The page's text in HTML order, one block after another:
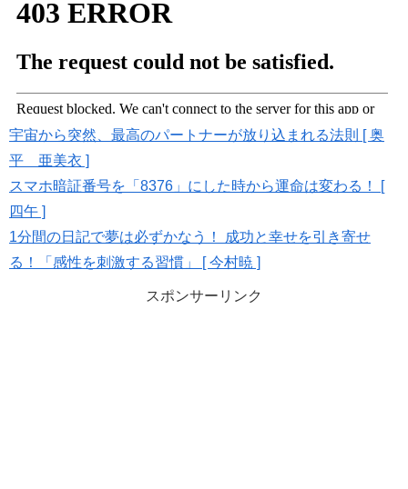
宇宙から突然、最高のパートナーが放り込まれる法則 [ 奥
平 亜美衣 ]
スマホ暗証番号を「8376」にした時から運命は変わる！ [
四午 ]
1分間の日記で夢は必ずかなう！ 成功と幸せを引き寄せ
る！「感性を刺激する習慣」 [ 今村暁 ]
スポンサーリンク